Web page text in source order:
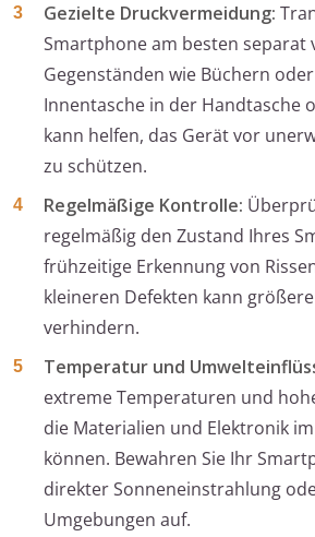
Gezielte Druckvermeidung:
Smartphone am besten separat
Gegenständen wie Büchern
Innentasche in der Handtasche
kann helfen, das Gerät vor
zu schützen.
Regelmäßige Kontrolle:
regelmäßig den Zustand Ihres
frühzeitige Erkennung von
kleineren Defekten kann
verhindern.
Temperatur und
extreme Temperaturen und
die Materialien und Elektronik
können. Bewahren Sie Ihr
direkter Sonneneinstrahlung
Umgebungen auf.